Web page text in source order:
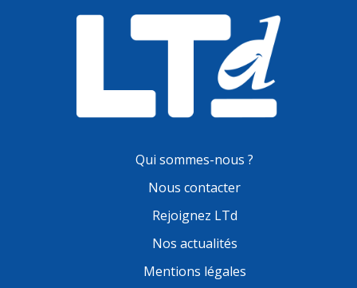
Qui sommes-nous ?
Nous contacter
Rejoignez LTd
Nos actualités
Mentions légales